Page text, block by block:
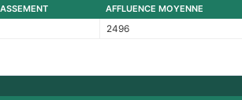
AFFLUENCE MOYENNE
2496